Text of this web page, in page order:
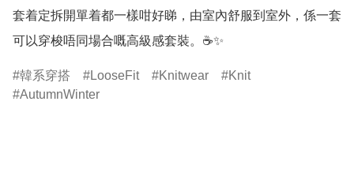
套着定拆開單着都一樣咁好睇，由室內舒服到室外，係一套
可以穿梭唔同場合嘅高級感套裝。☕✨
韓系穿搭 LooseFit Knitwear
Knit
AutumnWinter